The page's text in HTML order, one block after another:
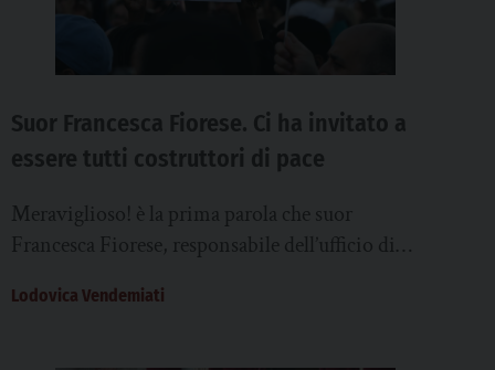
Suor Francesca Fiorese. Ci ha invitato a
essere tutti costruttori di pace
Meraviglioso! è la prima parola che suor
Francesca Fiorese, responsabile dell’ufficio di
Padova esprime...
Lodovica Vendemiati